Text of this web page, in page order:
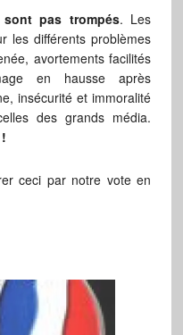
sont pas trompés. Les
les différents problèmes
avortements facilités
en hausse après
insécurité et immoralité
des grands média.
ceci par notre vote en